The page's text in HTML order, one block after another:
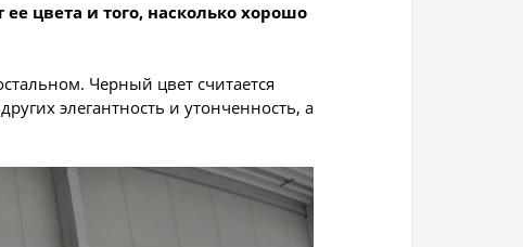
цвета и того, насколько хорошо
Черный цвет считается
элегантность и утонченность, а